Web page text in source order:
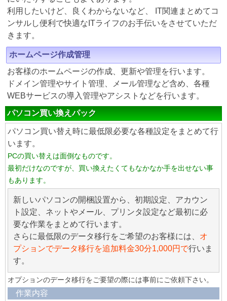
利用したいけど、良くわからないなど、 IT関連まとめてコ
ンサルし便利で快適なITライフのお手伝いをさせていただ
きます。
ホームページ作成管理
お客様のホームページの作成、更新や管理を行います。
ドメイン管理やサイト管理、メール管理など含め、各種
WEBサービスの導入管理やアシストなどを行います。
パソコン買い換えパック
パソコン買い替え時に最低限必要な各種設定をまとめて行
います。
PCの買い替えは面倒なものです。
最初だけなのですが、買い換えたくてもなかなか手を出せない事
もあります。
新しいパソコンの開梱設置から、初期設定、アカウン
ト設定、ネットやメール、プリンタ設定など最初に必
要な作業をまとめて行います。
さらに最低限のデータ移行をご希望のお客様には、 オ
プションでデータ移行を追加料金30分1,000円で行いま
す。
オプションのデータ移行をご要望の際には事前にご依頼下さい。
作業内容